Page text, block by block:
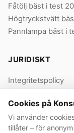
Fåtölj bäst i test
Högtryckstvätt
Pannlampa bäst i
JURIDISKT
Integritetspolicy
Användarvillkor
Våra villkor
Cookies på
Vi använder
tillåter – för